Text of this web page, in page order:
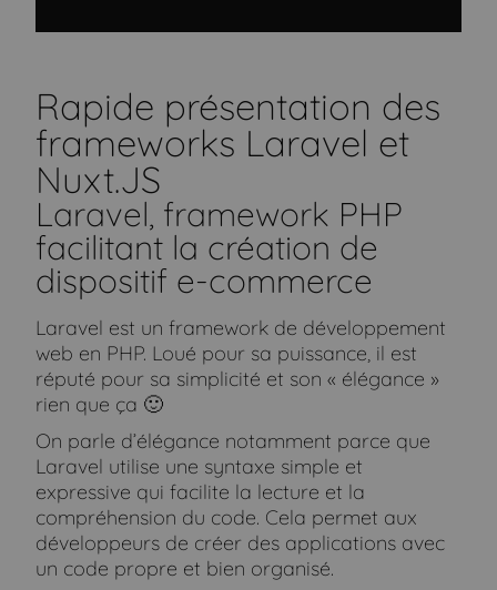
Rapide présentation des
frameworks Laravel et
Nuxt.JS
Laravel, framework PHP
facilitant la création de
dispositif e-commerce
Laravel est un framework de développement
web en PHP. Loué pour sa puissance, il est
réputé pour sa simplicité et son « élégance »
rien que ça 🙂
On parle d’élégance notamment parce que
Laravel utilise une syntaxe simple et
expressive qui facilite la lecture et la
compréhension du code. Cela permet aux
développeurs de créer des applications avec
un code propre et bien organisé.